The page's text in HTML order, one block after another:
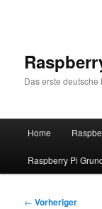
Das erste
Home
Raspberry Pi
Beitragsnavigation
← Vorheriger